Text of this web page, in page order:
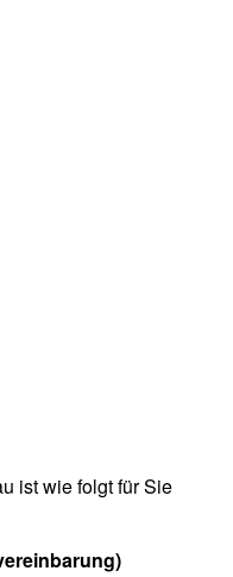
ist wie folgt für Sie